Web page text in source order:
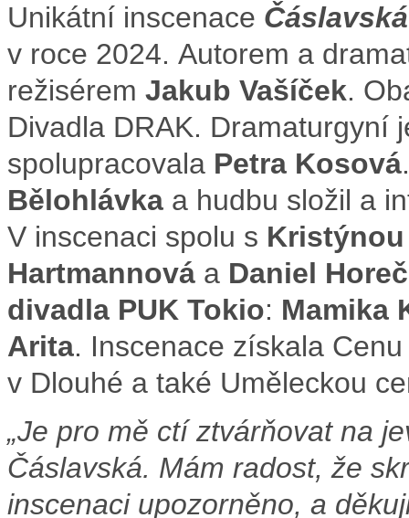
Unikátní inscenace
v roce 2024. Autorem a
režisérem Jakub Vašíček.
Divadla DRAK. Dramaturgyní
spolupracovala Petra Kosová
Bělohlávka a hudbu složil a
V inscenaci spolu s
Hartmannová a Daniel
divadla PUK Tokio: Mamika
Arita. Inscenace získala
v Dlouhé a také Uměleckou
„Je pro mě ctí ztvárňovat na
Čáslavská. Mám radost, že
inscenaci upozorněno, a